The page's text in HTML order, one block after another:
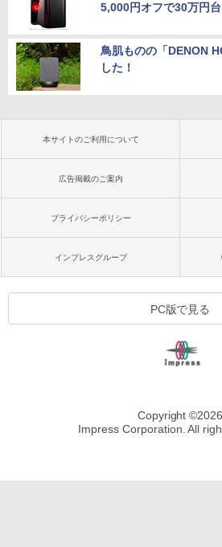
5,000円オフで30万円台
鳥肌ものの「DENON
した！
本サイトのご利用について
広告掲載のご案内
プライバシーポリシー
インプレスグループ
PC版で見る
Copyright ©2026
Impress Corporation. All